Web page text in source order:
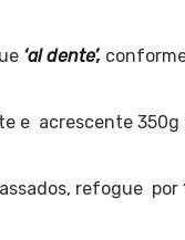
‘al dente’,
e acrescente 350g
refogue por